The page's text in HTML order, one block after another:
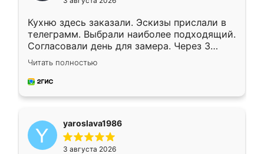
Кухню здесь заказали. Эскизы прислали в
телеграмм. Выбрали наиболее подходящий.
Согласовали день для замера. Через 3
недели кухня была уже готова. Остались
довольны работой. Спасибо Ренессанс
мебель за качественную работу!
Читать полностью
yaroslava1986
3 августа 2026